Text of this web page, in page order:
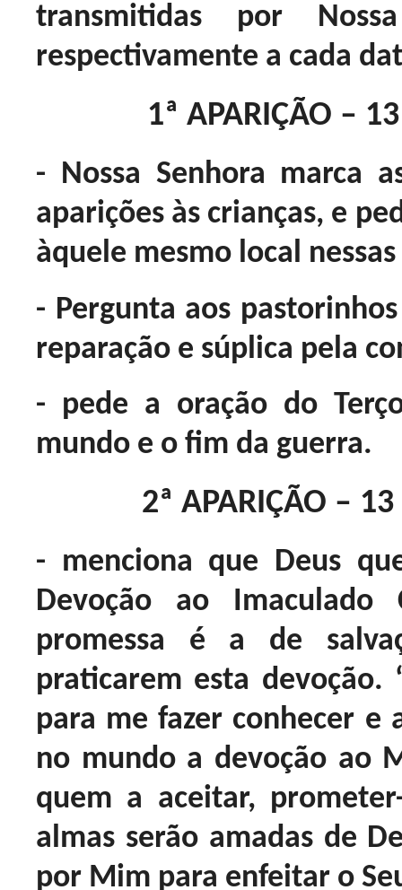
transmitidas por
respectivamente a cada
1ª APARIÇÃO –
- Nossa Senhora marca
aparições às crianças, e
àquele mesmo local
- Pergunta aos
reparação e súplica pela
- pede a oração do
mundo e o fim da guerra.
2ª APARIÇÃO –
- menciona que Deus
Devoção ao
promessa é a de
praticarem esta devoção.
para me fazer conhecer e
no mundo a devoção ao
quem a aceitar,
almas serão amadas de
por Mim para enfeitar o